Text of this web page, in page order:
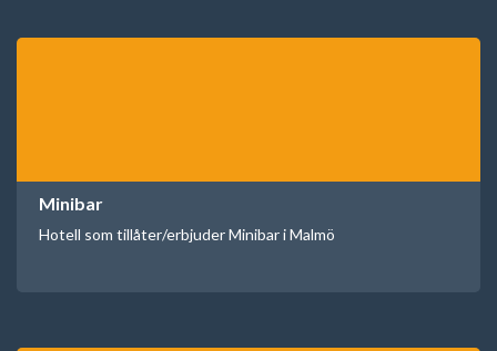
Minibar
Hotell som tillåter/erbjuder Minibar i Malmö